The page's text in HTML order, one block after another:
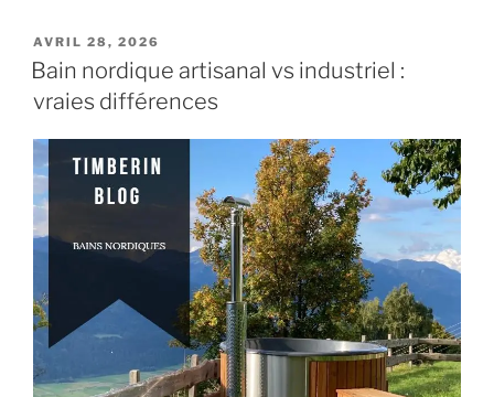
PUBLIÉ
LE
AVRIL 28, 2026
Bain nordique artisanal vs industriel :
vraies différences